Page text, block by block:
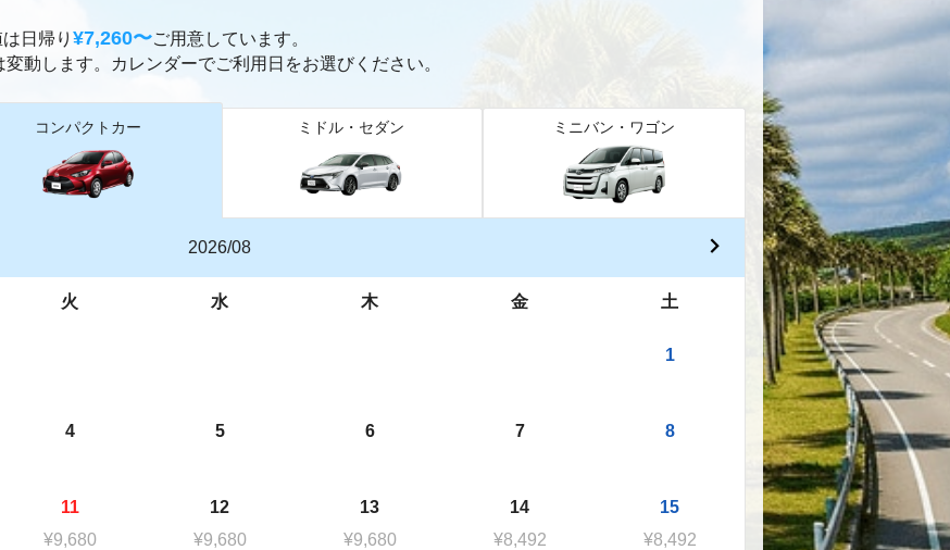
日帰り ¥7,260〜ご用意しています。
動します。カレンダーでご利用日をお選びください。
コンパクトカー ミドル・セダン ミニバン・ワゴン
2026/08
火 水 木 金 土
1
4 5 6 7 8
11
¥9,680
12
¥9,680
13
¥9,680
14
¥8,492
15
¥8,492